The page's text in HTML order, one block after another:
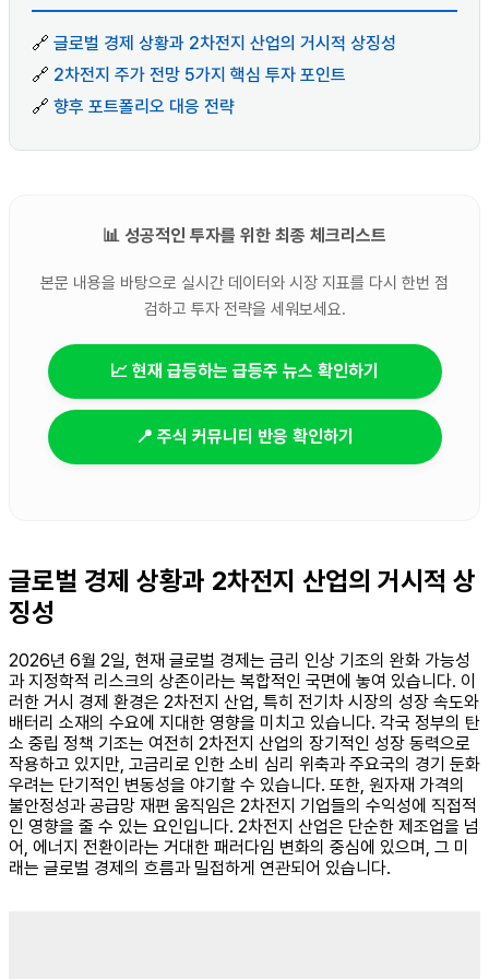
🔗 글로벌 경제 상황과 2차전지 산업의 거시적 상징성
🔗 2차전지 주가 전망 5가지 핵심 투자 포인트
🔗 향후 포트폴리오 대응 전략
📊 성공적인 투자를 위한 최종 체크리스트
본문 내용을 바탕으로 실시간 데이터와 시장 지표를 다시 한번 점
검하고 투자 전략을 세워보세요.
📈 현재 급등하는 급등주 뉴스 확인하기
📍 주식 커뮤니티 반응 확인하기
글로벌 경제 상황과 2차전지 산업의 거시적 상
징성
2026년 6월 2일, 현재 글로벌 경제는 금리 인상 기조의 완화 가능성
과 지정학적 리스크의 상존이라는 복합적인 국면에 놓여 있습니다. 이
러한 거시 경제 환경은 2차전지 산업, 특히 전기차 시장의 성장 속도와
배터리 소재의 수요에 지대한 영향을 미치고 있습니다. 각국 정부의 탄
소 중립 정책 기조는 여전히 2차전지 산업의 장기적인 성장 동력으로
작용하고 있지만, 고금리로 인한 소비 심리 위축과 주요국의 경기 둔화
우려는 단기적인 변동성을 야기할 수 있습니다. 또한, 원자재 가격의
불안정성과 공급망 재편 움직임은 2차전지 기업들의 수익성에 직접적
인 영향을 줄 수 있는 요인입니다. 2차전지 산업은 단순한 제조업을 넘
어, 에너지 전환이라는 거대한 패러다임 변화의 중심에 있으며, 그 미
래는 글로벌 경제의 흐름과 밀접하게 연관되어 있습니다.